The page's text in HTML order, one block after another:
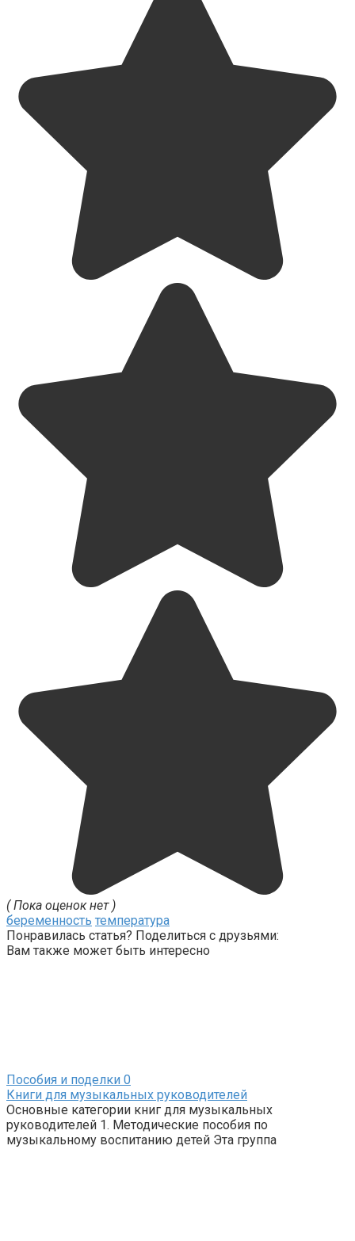
( Пока оценок нет )
беременность температура
Понравилась статья? Поделиться с друзьями:
Вам также может быть интересно
Пособия и поделки 0
Книги для музыкальных руководителей
Основные категории книг для музыкальных
руководителей 1. Методические пособия по
музыкальному воспитанию детей Эта группа